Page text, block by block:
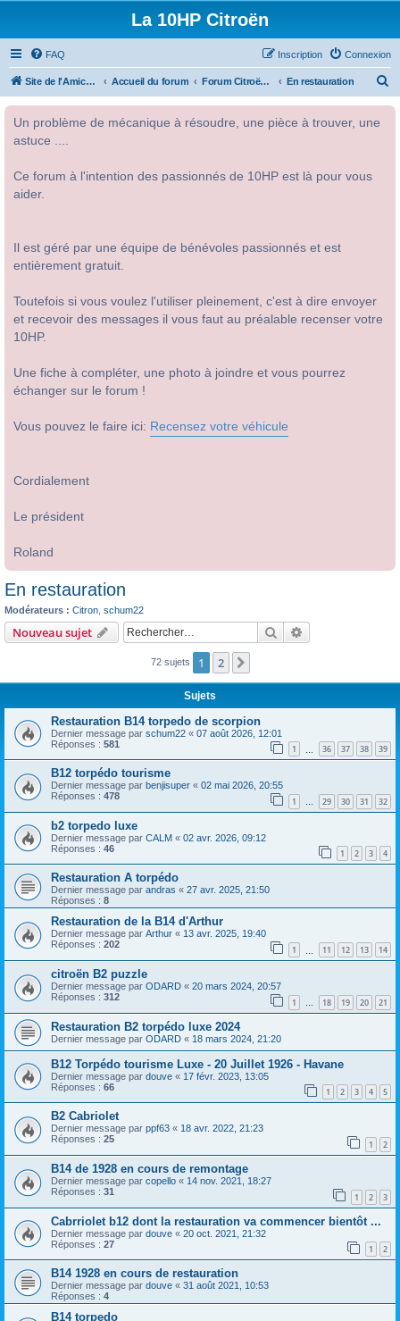
La 10HP Citroën
FAQ Connexion
Inscription
Site de l'Amicale Citroën 10HP Accueil du forum Forum Citroën 10HP En restauration
Un problème de mécanique à résoudre, une pièce à trouver, une
astuce ....
Ce forum à l'intention des passionnés de 10HP est là pour vous
aider.
Il est géré par une équipe de bénévoles passionnés et est
entièrement gratuit.
Toutefois si vous voulez l'utiliser pleinement, c'est à dire envoyer
et recevoir des messages il vous faut au préalable recenser votre
10HP.
Une fiche à compléter, une photo à joindre et vous pourrez
échanger sur le forum !
Vous pouvez le faire ici: Recensez votre véhicule
Cordialement
Le président
Roland
En restauration
Modérateurs : Citron schum22
Nouveau sujet Rechercher
72 sujets 1 2
Sujets
Restauration B14 torpedo de scorpion
Dernier message par schum22 « 07 août 2026, 12:01
Réponses : 581 1 36 37 38 39
B12 torpédo tourisme
Dernier message par benjisuper « 02 mai 2026, 20:55
Réponses : 478 1 … 29 30 31 32
b2 torpedo luxe
Dernier message par CALM « 02 avr. 2026, 09:12
Réponses : 46 1 2 3 4
Restauration A torpédo
Dernier message par andras « 27 avr. 2025, 21:50
Réponses : 8
Restauration de la B14 d'Arthur
Dernier message par Arthur « 13 avr. 2025, 19:40
Réponses : 202 1 11 12 13 14
citroën B2 puzzle
Dernier message par ODARD « 20 mars 2024, 20:57
Réponses : 312 1 … 18 19 20 21
Restauration B2 torpédo luxe 2024
Dernier message par ODARD « 18 mars 2024, 21:20
B12 Torpédo tourisme Luxe - 20 Juillet 1926 - Havane
Dernier message par douve « 17 févr. 2023, 13:05
Réponses : 66 1 2 3 4 5
B2 Cabriolet
Dernier message par ppf63 « 18 avr. 2022, 21:23
Réponses : 25 1 2
B14 de 1928 en cours de remontage
Dernier message par copello « 14 nov. 2021, 18:27
Réponses : 31 1 2 3
Cabrriolet b12 dont la restauration va commencer bientôt ...
Dernier message par douve « 20 oct. 2021, 21:32
Réponses : 27 1 2
B14 1928 en cours de restauration
Dernier message par douve « 31 août 2021, 10:53
Réponses : 4
B14 torpedo